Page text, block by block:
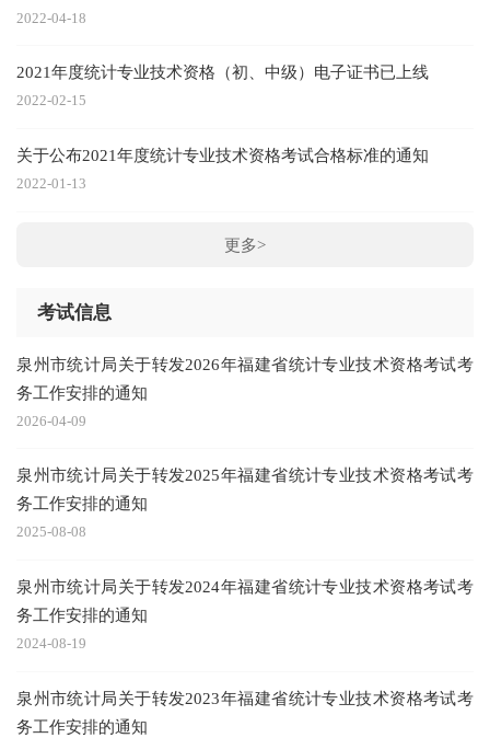
2022-04-18
2021年度统计专业技术资格（初、中级）电子证书已上线
2022-02-15
关于公布2021年度统计专业技术资格考试合格标准的通知
2022-01-13
更多>
考试信息
泉州市统计局关于转发2026年福建省统计专业技术资格考试考
务工作安排的通知
2026-04-09
泉州市统计局关于转发2025年福建省统计专业技术资格考试考
务工作安排的通知
2025-08-08
泉州市统计局关于转发2024年福建省统计专业技术资格考试考
务工作安排的通知
2024-08-19
泉州市统计局关于转发2023年福建省统计专业技术资格考试考
务工作安排的通知